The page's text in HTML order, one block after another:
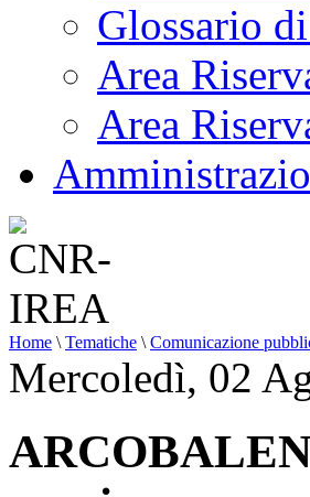
Glossario
Area
Area
Home \ Tematiche \ Comunicazione
Mercoledì, 02